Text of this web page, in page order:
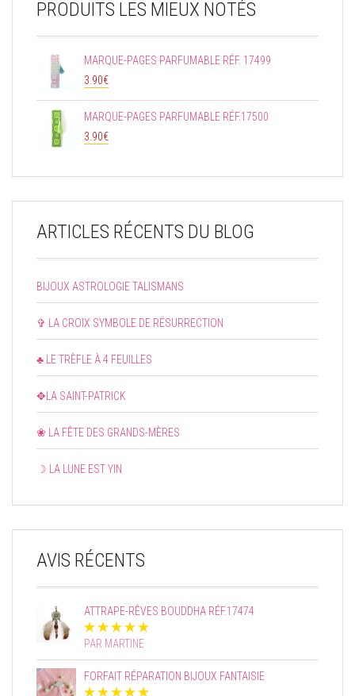
PRODUITS LES MIEUX NOTÉS
MARQUE-PAGES PARFUMABLE RÉF. 17499
3.90€
MARQUE-PAGES PARFUMABLE RÉF.17500
3.90€
ARTICLES RÉCENTS DU BLOG
BIJOUX ASTROLOGIE TALISMANS
✞ LA CROIX SYMBOLE DE RÉSURRECTION
♣ LE TRÈFLE À 4 FEUILLES
✥LA SAINT-PATRICK
❀ LA FÊTE DES GRANDS-MÈRES
☽ LA LUNE EST YIN
AVIS RÉCENTS
ATTRAPE-RÊVES BOUDDHA RÉF.17474
PAR MARTINE
FORFAIT RÉPARATION BIJOUX FANTAISIE